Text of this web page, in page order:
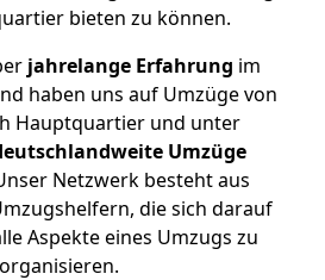
bieten zu können.
jahrelange Erfahrung im
haben uns auf Umzüge von
Hauptquartier und unter
Umzüge
Netzwerk besteht aus
die sich darauf
Aspekte eines Umzugs zu
organisieren.